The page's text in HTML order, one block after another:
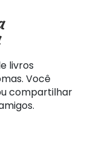
livros
Você
compartilhar